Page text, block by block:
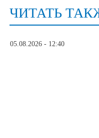
ЧИТАТЬ
05.08.2026 - 12:40